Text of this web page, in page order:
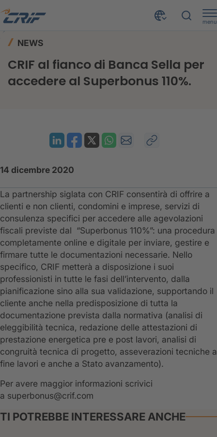
menu
NEWS
CRIF al fianco di Banca Sella per
accedere al Superbonus 110%.
14 dicembre 2020
La partnership siglata con CRIF consentirà di offrire a
clienti e non clienti, condomini e imprese, servizi di
consulenza specifici per accedere alle agevolazioni
fiscali previste dal “Superbonus 110%”: una procedura
completamente online e digitale per inviare, gestire e
firmare tutte le documentazioni necessarie. Nello
specifico, CRIF metterà a disposizione i suoi
professionisti in tutte le fasi dell’intervento, dalla
pianificazione sino alla sua validazione, supportando il
cliente anche nella predisposizione di tutta la
documentazione prevista dalla normativa (analisi di
eleggibilità tecnica, redazione delle attestazioni di
prestazione energetica pre e post lavori, analisi di
congruità tecnica di progetto, asseverazioni tecniche a
fine lavori e anche a Stato avanzamento).
Per avere maggior informazioni scrivici
a superbonus@crif.com
TI POTREBBE INTERESSARE ANCHE